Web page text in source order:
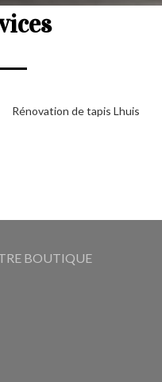
Rénovation de tapis Lhuis
BOUTIQUE